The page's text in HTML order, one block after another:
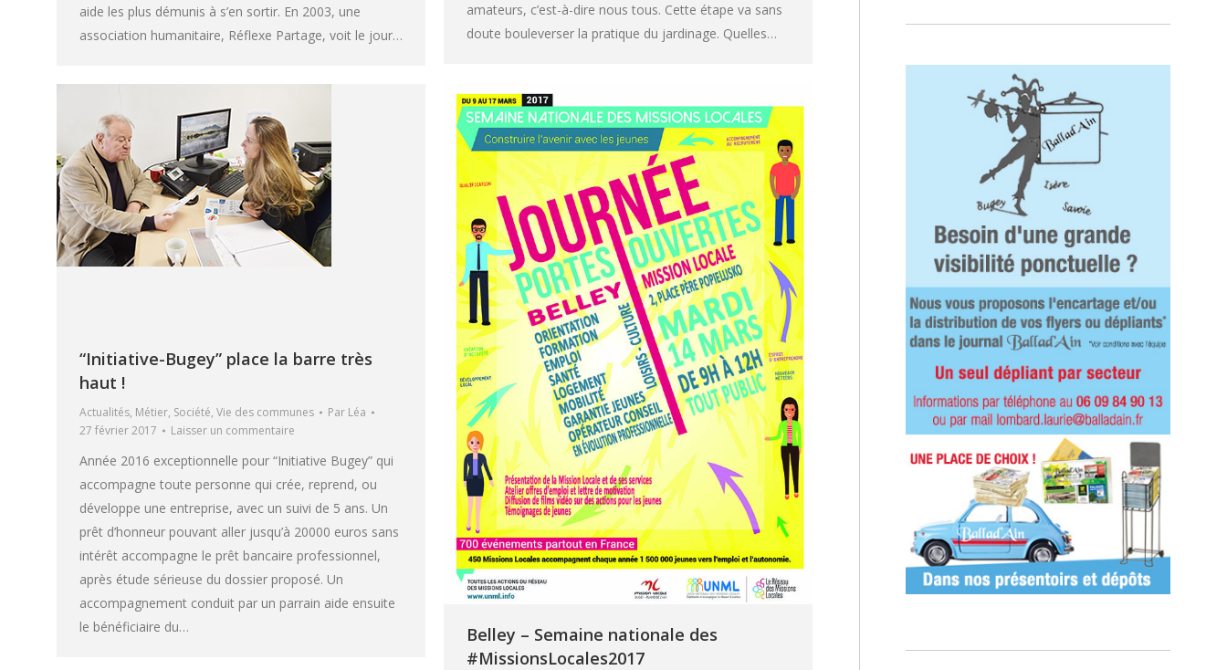
aide les plus démunis à s’en sortir. En 2003, une
association humanitaire, Réflexe Partage, voit le jour…
amateurs, c’est-à-dire nous tous. Cette étape va sans
doute bouleverser la pratique du jardinage. Quelles…
Belley – Semaine nationale des
#MissionsLocales2017
“Initiative-Bugey” place la barre très
haut !
Actualités, Métier, Société, Vie des communes Par Léa
27 février 2017
Laisser un commentaire
Année 2016 exceptionnelle pour “Initiative Bugey” qui
accompagne toute personne qui crée, reprend, ou
développe une entreprise, avec un suivi de 5 ans. Un
prêt d’honneur pouvant aller jusqu’à 20000 euros sans
intérêt accompagne le prêt bancaire professionnel,
après étude sérieuse du dossier proposé. Un
accompagnement conduit par un parrain aide ensuite
le bénéficiaire du…